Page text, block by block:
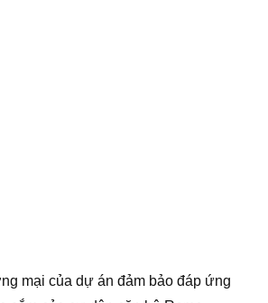
mại của dự án đảm bảo đáp ứng